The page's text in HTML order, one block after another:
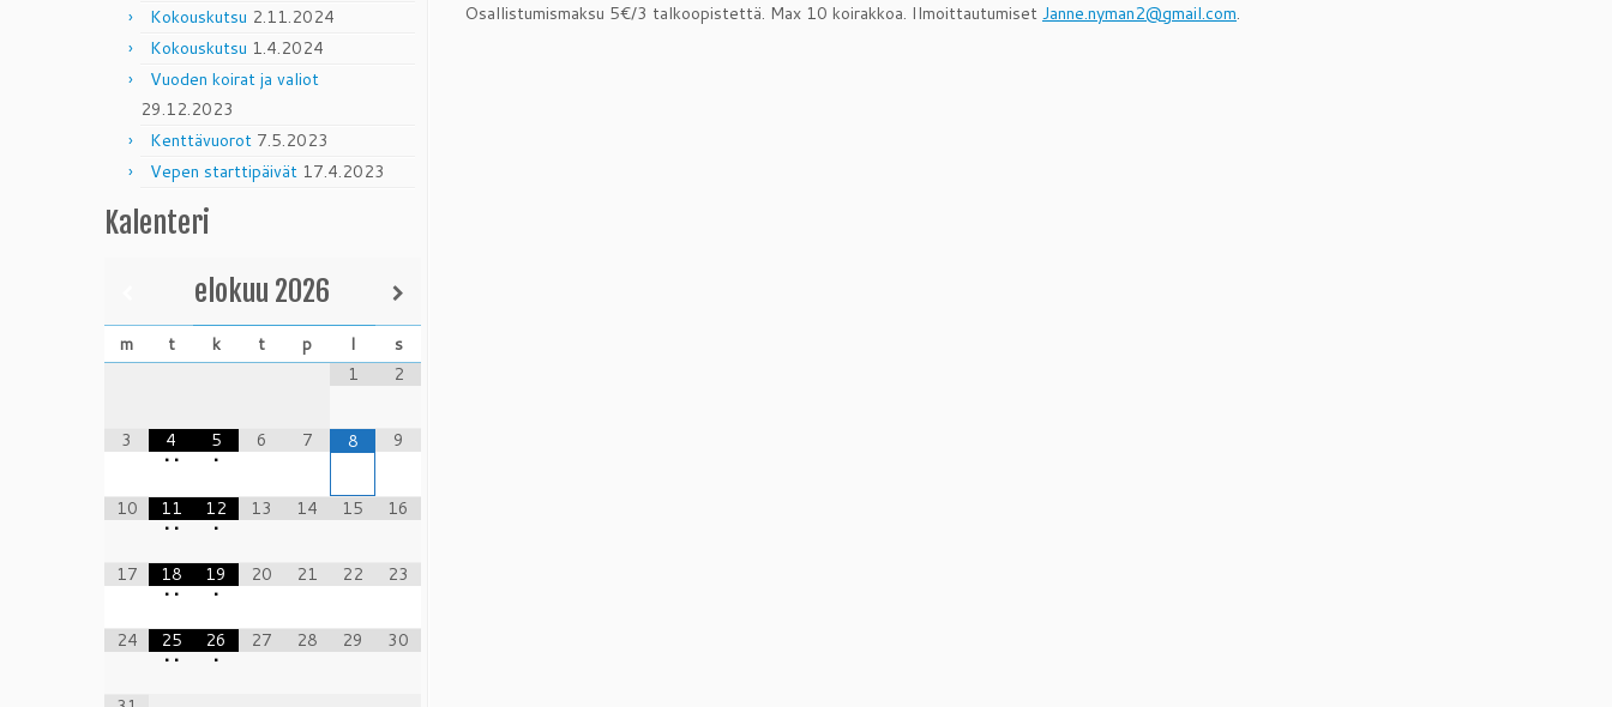
Kokouskutsu 2.11.2024
Kokouskutsu 1.4.2024
Vuoden koirat ja valiot
29.12.2023
Kenttävuorot 7.5.2023
Vepen starttipäivät 17.4.2023
Kalenteri
elokuu 2026
m t k t p l
s
1
2
3
4
• •
5
•
6 7 8 9
10
11
• •
12
•
13 14 15 16
17
18
• •
19
•
20 21 22 23
24
25
• •
26
•
27 28 29 30
Osallistumismaksu 5€/3 talkoopistettä. Max 10 koirakkoa. Ilmoittautumiset Janne.nyman2@gmail.com.